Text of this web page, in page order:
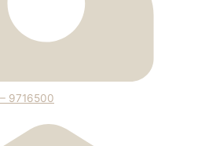
9716500